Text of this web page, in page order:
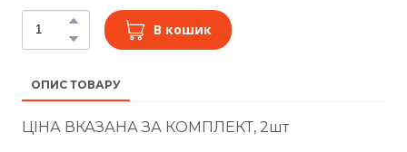
В кошик
ОПИС ТОВАРУ
ЦІНА ВКАЗАНА ЗА КОМПЛЕКТ, 2шт